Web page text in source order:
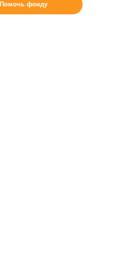
Помочь фонду